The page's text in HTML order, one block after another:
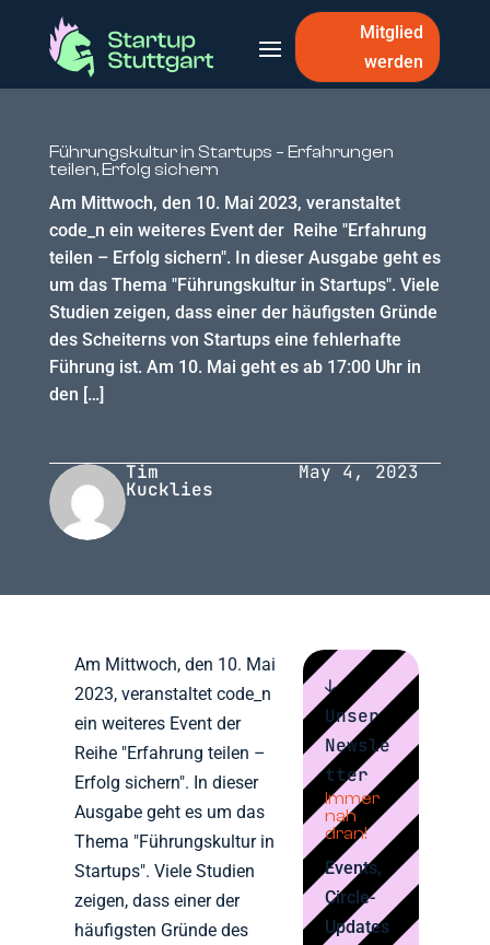
Mitglied
werden
Führungskultur in Startups – Erfahrungen
teilen, Erfolg sichern
Am Mittwoch, den 10. Mai 2023, veranstaltet
code_n ein weiteres Event der Reihe "Erfahrung
teilen – Erfolg sichern". In dieser Ausgabe geht es
um das Thema "Führungskultur in Startups". Viele
Studien zeigen, dass einer der häufigsten Gründe
des Scheiterns von Startups eine fehlerhafte
Führung ist. Am 10. Mai geht es ab 17:00 Uhr in
den […]
Tim
Kucklies
May 4, 2023
Am Mittwoch, den 10. Mai
2023, veranstaltet code_n
ein weiteres Event der
Reihe "Erfahrung teilen –
Erfolg sichern". In dieser
Ausgabe geht es um das
Thema "Führungskultur in
Startups". Viele Studien
zeigen, dass einer der
häufigsten Gründe des
↓
Unser
Newsle
tter
Immer
nah
dran!
Events,
Circle-
Updates